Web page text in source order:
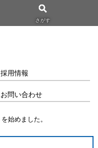
さがす
採用情報
お問い合わせ
始めました。